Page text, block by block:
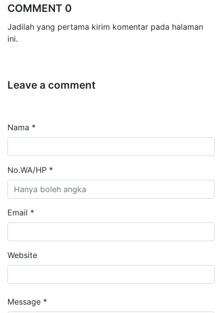
COMMENT 0
Jadilah yang pertama kirim komentar pada halaman
ini.
Leave a comment
Nama *
No.WA/HP *
Email *
Website
Message *